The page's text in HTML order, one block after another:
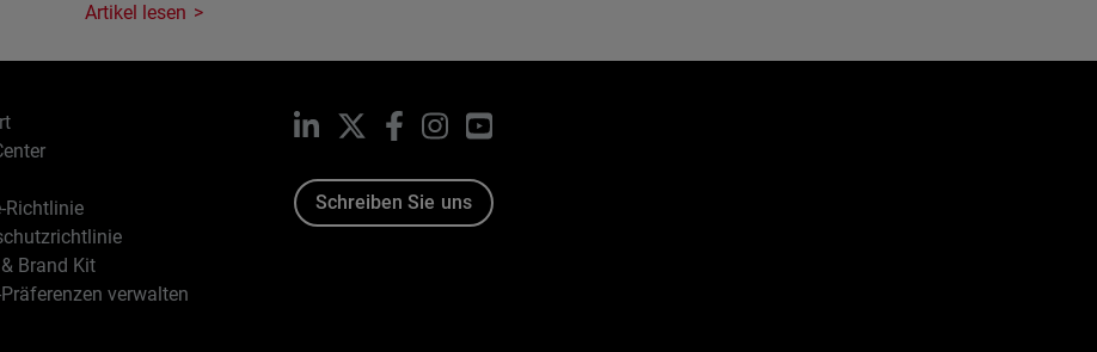
Artikel lesen
Richtlinie
Brand Kit
verwalten
LinkedIn Facebook
InstagramYouTube
Schreiben Sie uns